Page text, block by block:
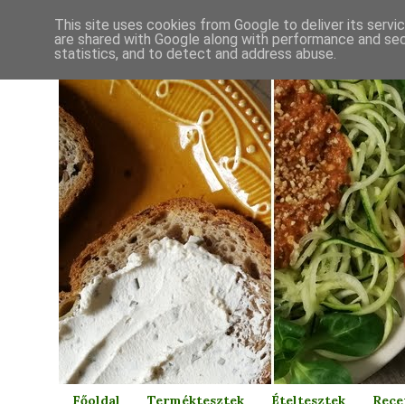
Főoldal Terméktesztek Ételtesztek
This site uses cookies from Google to deliver its
are shared with Google along with performance and
statistics, and to detect and address abuse.